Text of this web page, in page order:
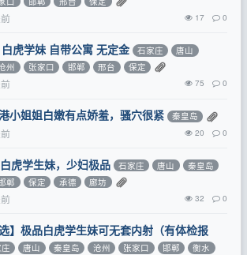
17 0
虎学妹 自带公寓 无定金 石家庄
唐山
州 张家口 邯郸 邢台 保定
75 0
小姐姐白嫩有点娇羞，骚穴很紧 秦皇岛
20 0
虎学生妹，少妇极品 石家庄 唐山
秦皇岛
郸 保定 承德 廊坊
32 0
选】极品白虎学生妹可无套内射（有体检报
唐山 秦皇岛 沧州 张家口 邯郸 衡水